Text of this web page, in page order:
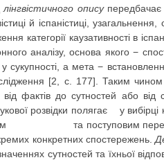
лінгвістичного описупередбачає
й іспаністиці,
категорії каузативності в
аналізу, основа якого −
у сукупності, а мета −
[2, с. 177]. Таким
фактів до сутностей або від
розвідки полягає у
та поступовим переходом
конкретних спостережень.
сутностей та їхньої